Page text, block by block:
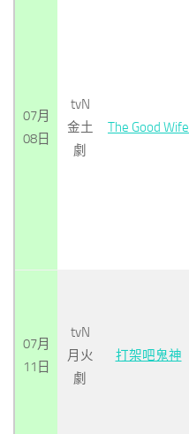
07月
08日
tvN
金土
劇
The Good Wife
07月
11日
tvN
月火
劇
打架吧鬼神